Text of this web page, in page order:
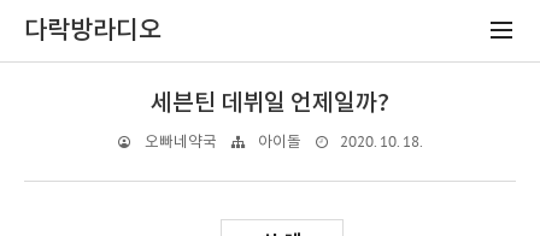
다락방라디오
세븐틴 데뷔일 언제일까?
오빠네약국 아이돌 2020. 10. 18.